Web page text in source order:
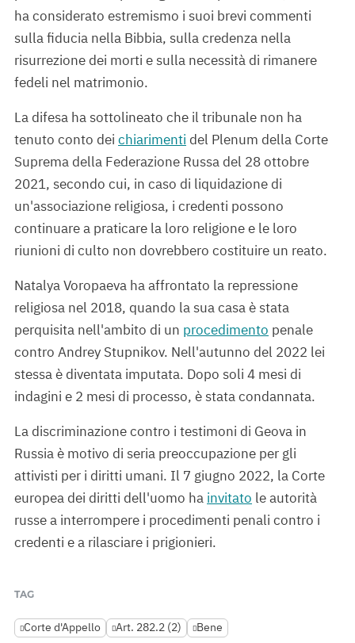
ha considerato estremismo i suoi brevi commenti
sulla fiducia nella Bibbia, sulla credenza nella
risurrezione dei morti e sulla necessità di rimanere
fedeli nel matrimonio.
La difesa ha sottolineato che il tribunale non ha
tenuto conto dei chiarimenti del Plenum della Corte
Suprema della Federazione Russa del 28 ottobre
2021, secondo cui, in caso di liquidazione di
un'associazione religiosa, i credenti possono
continuare a praticare la loro religione e le loro
riunioni di culto non dovrebbero costituire un reato.
Natalya Voropaeva ha affrontato la repressione
religiosa nel 2018, quando la sua casa è stata
perquisita nell'ambito di un procedimento penale
contro Andrey Stupnikov. Nell'autunno del 2022 lei
stessa è diventata imputata. Dopo soli 4 mesi di
indagini e 2 mesi di processo, è stata condannata.
La discriminazione contro i testimoni di Geova in
Russia è motivo di seria preoccupazione per gli
attivisti per i diritti umani. Il 7 giugno 2022, la Corte
europea dei diritti dell'uomo ha invitato le autorità
russe a interrompere i procedimenti penali contro i
credenti e a rilasciare i prigionieri.
TAG
Corte d'Appello Art. 282.2 (2) Bene